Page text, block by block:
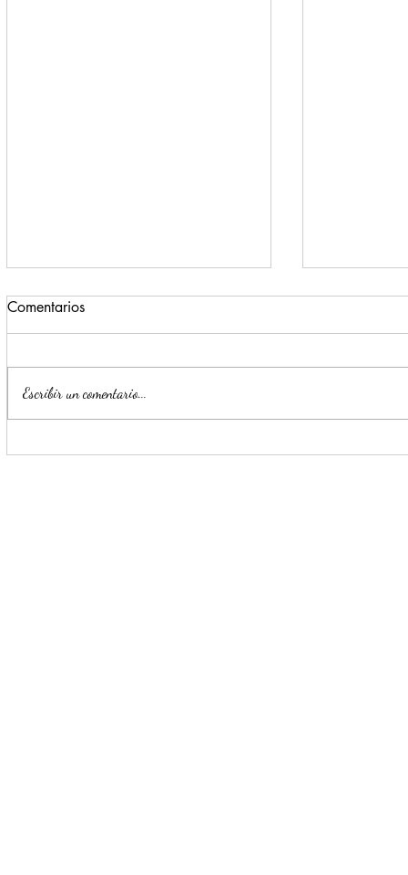
Impulsa Mijes 'Modo
Para
Comentarios
Escribir un comentario...